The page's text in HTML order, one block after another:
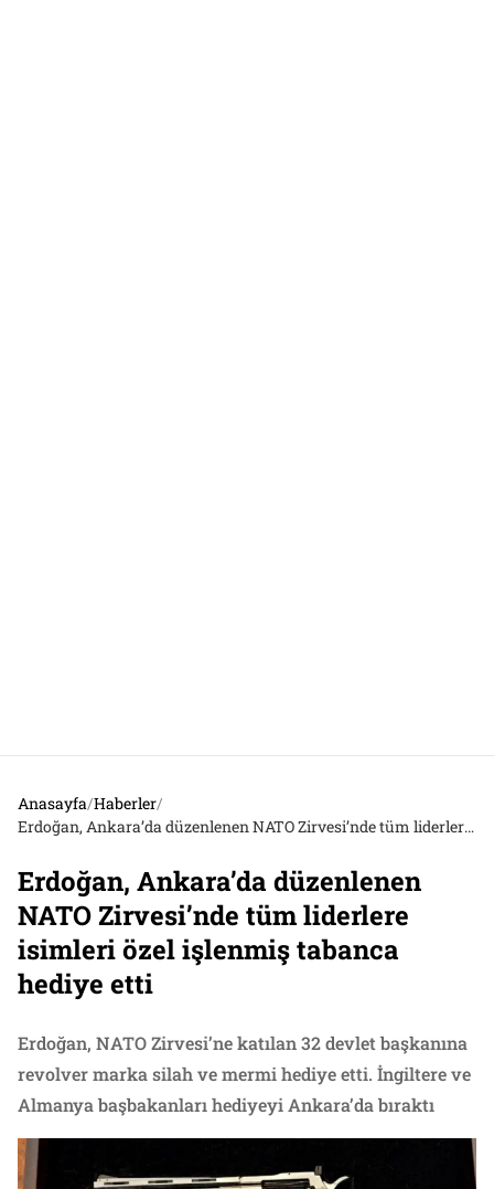
Anasayfa/Haberler/
Erdoğan, Ankara’da düzenlenen NATO Zirvesi’nde tüm liderlere isimleri özel işlenmiş tabanca hediye etti
Erdoğan, Ankara’da düzenlenen
NATO Zirvesi’nde tüm liderlere
isimleri özel işlenmiş tabanca
hediye etti
Erdoğan, NATO Zirvesi’ne katılan 32 devlet başkanına
revolver marka silah ve mermi hediye etti. İngiltere ve
Almanya başbakanları hediyeyi Ankara’da bıraktı